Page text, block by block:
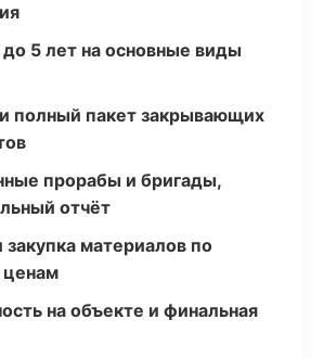
до 5 лет на основные виды
полный пакет закрывающих
прорабы и бригады,
отчёт
материалов по
на объекте и финальная